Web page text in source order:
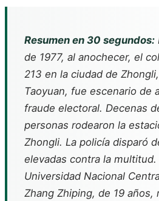
Resumen en 30 segundos:
de 1977, al anochecer, el
213 en la ciudad de
Taoyuan, fue escenario de
fraude electoral. Decenas
personas rodearon la
Zhongli. La policía disparó
elevadas contra la
Universidad Nacional
Zhang Zhiping, de 19 años,